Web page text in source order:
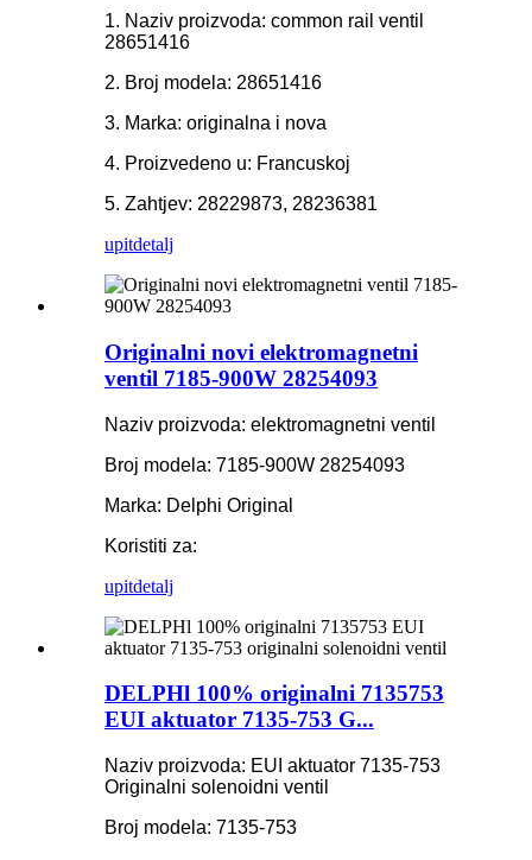
1. Naziv proizvoda: common rail ventil
28651416
2. Broj modela: 28651416
3. Marka: originalna i nova
4. Proizvedeno u: Francuskoj
5. Zahtjev: 28229873, 28236381
upitdetalj
Originalni novi elektromagnetni
ventil 7185-900W 28254093
Naziv proizvoda: elektromagnetni ventil
Broj modela: 7185-900W 28254093
Marka: Delphi Original
Koristiti za:
upitdetalj
DELPHl 100% originalni 7135753
EUI aktuator 7135-753 G...
Naziv proizvoda: EUI aktuator 7135-753
Originalni solenoidni ventil
Broj modela: 7135-753